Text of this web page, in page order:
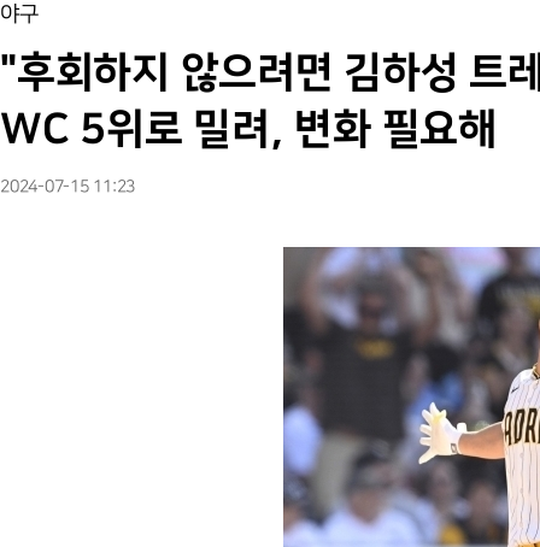
야구
"후회하지 않으려면 김하성 트
WC 5위로 밀려, 변화 필요해
2024-07-15 11:23